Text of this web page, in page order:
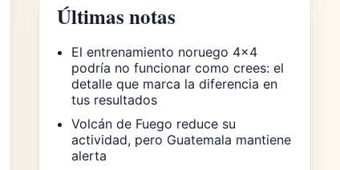
Últimas notas
El entrenamiento noruego 4×4
podría no funcionar como crees: el
detalle que marca la diferencia en
tus resultados
Volcán de Fuego reduce su
actividad, pero Guatemala mantiene
alerta